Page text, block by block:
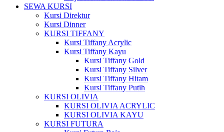
SEWA KURSI
Kursi Direktur
Kursi Dinner
KURSI TIFFANY
Kursi Tiffany Acrylic
Kursi Tiffany Kayu
Kursi Tiffany Gold
Kursi Tiffany Silver
Kursi Tiffany Hitam
Kursi Tiffany Putih
KURSI OLIVIA
KURSI OLIVIA ACRYLIC
KURSI OLIVIA KAYU
KURSI FUTURA